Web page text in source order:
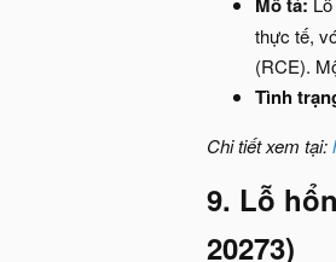
thực tế,
(RCE).
Tình
Chi tiết xem tại:
9. Lỗ
20273)